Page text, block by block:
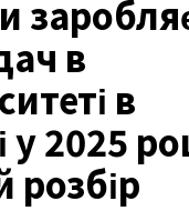
в
в
у 2025
розбір